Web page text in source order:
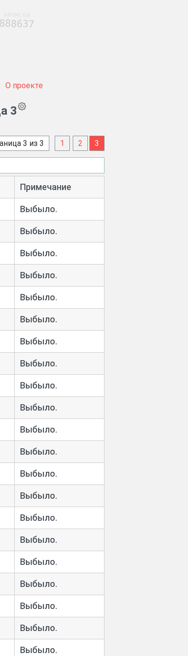
О проекте
3
3 из 3 1 2 3
Примечание
Выбыло.
Выбыло.
Выбыло.
Выбыло.
Выбыло.
Выбыло.
Выбыло.
Выбыло.
Выбыло.
Выбыло.
Выбыло.
Выбыло.
Выбыло.
Выбыло.
Выбыло.
Выбыло.
Выбыло.
Выбыло.
Выбыло.
Выбыло.
Выбыло.
888638